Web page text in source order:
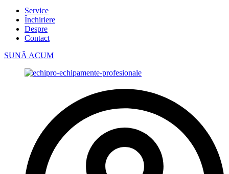
Service
Închiriere
Despre
Contact
SUNĂ ACUM